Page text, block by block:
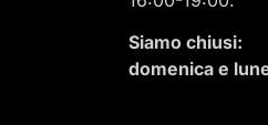
Siamo chiusi:
domenica e